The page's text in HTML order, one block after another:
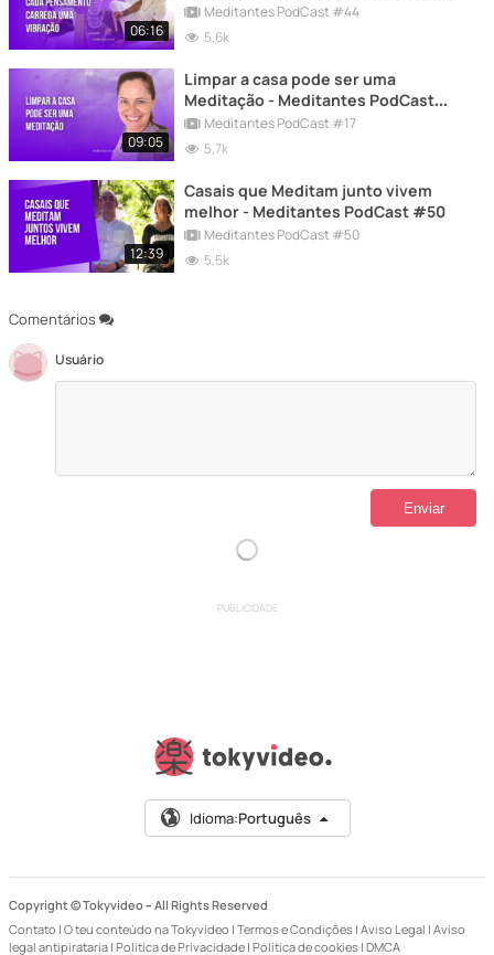
Comentários
Usuário
06:16
Meditantes PodCast #44
5,6k
09:05
Limpar a casa pode ser uma
Meditação - Meditantes PodCast
#17Meditantes PodCast #17
5,7k
12:39
Casais que Meditam junto vivem
melhor - Meditantes PodCast #50
Meditantes PodCast #50
5,5k
PUBLICIDADE
Idioma:Português
Copyright © Tokyvideo – All Rights Reserved
Contato | O teu conteúdo na Tokyvideo | Termos e Condições | Aviso Legal | Aviso
legal antipirataria | Política de Privacidade | Política de cookies | DMCA